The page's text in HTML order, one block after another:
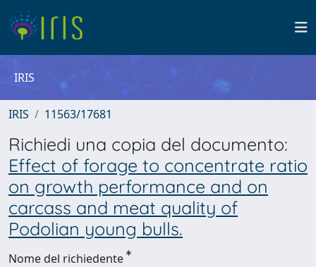
IRIS
IRIS 11563/17681
Richiedi una copia del documento:
Effect of forage to concentrate ratio
on growth performance and on
carcass and meat quality of
Podolian young bulls.
Nome del richiedente